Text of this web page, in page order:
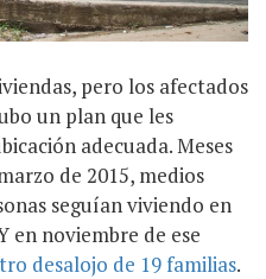
pero los afectados
un plan que les
adecuada. Meses
de 2015, medios
seguían viviendo en
en noviembre de ese
desalojo de 19 familias.